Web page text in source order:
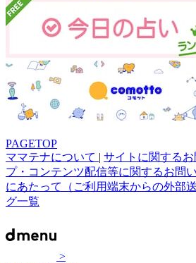
PAGETOP
ママテナについて | サイトに関する
プ・コンテンツ配信等に関するお問
にあたって（ご利用端末からの外部
グ一覧
>